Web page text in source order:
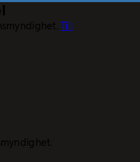
Till